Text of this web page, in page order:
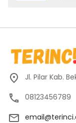
Jl. Pilar Kab.
08123456789